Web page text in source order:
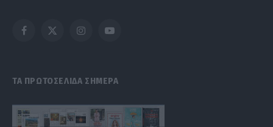
Facebook
X
InstagramYouTube
ΤΑ ΠΡΩΤΟΣΕΛΙΔΑ ΣΗΜΕΡΑ